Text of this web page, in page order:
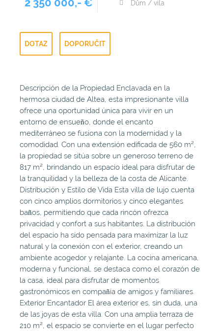
2 350 000,- € Dům / vila
DOTAZ DOPORUČIT
Descripción de la Propiedad Enclavada en la
hermosa ciudad de Altea, esta impresionante villa
ofrece una oportunidad única para vivir en un
entorno de ensueño, donde el encanto
mediterráneo se fusiona con la modernidad y la
comodidad. Con una extensión edificada de 560 m²,
la propiedad se sitúa sobre un generoso terreno de
817 m², brindando un espacio ideal para disfrutar de
la tranquilidad y la belleza de la costa de Alicante.
Distribución y Estilo de Vida Esta villa de lujo cuenta
con cinco amplios dormitorios y cinco elegantes
baños, permitiendo que cada rincón ofrezca
privacidad y confort a sus habitantes. La distribución
del espacio ha sido pensada para maximizar la luz
natural y la conexión con el exterior, creando un
ambiente acogedor y relajante. La cocina americana,
moderna y funcional, se destaca como el corazón de
la casa, ideal para disfrutar de momentos
gastronómicos en compañía de amigos y familiares.
Exterior Encantador El área exterior es, sin duda, una
de las joyas de esta villa. Con una amplia terraza de
210 m², el espacio se convierte en el lugar perfecto